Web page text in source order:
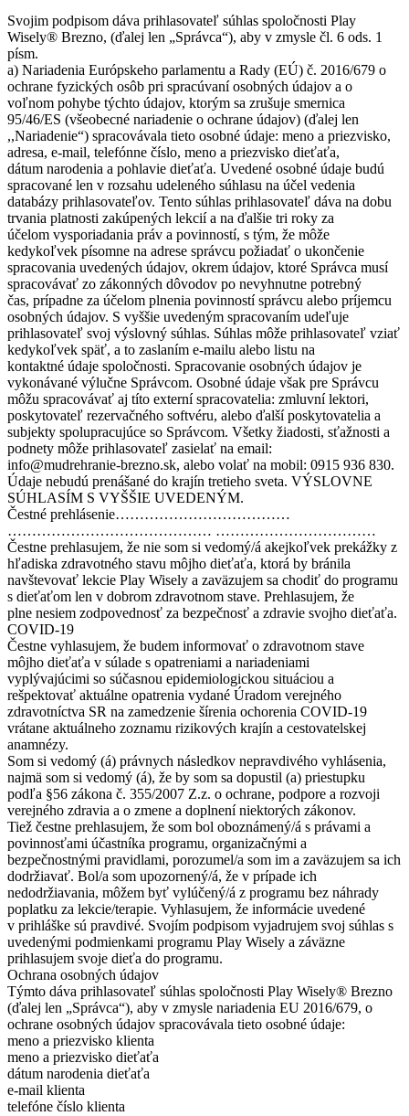
Svojim podpisom dáva prihlasovateľ súhlas spoločnosti Play
Wisely® Brezno, (ďalej len „Správca“), aby v zmysle čl. 6 ods. 1
písm.
a) Nariadenia Európskeho parlamentu a Rady (EÚ) č. 2016/679 o
ochrane fyzických osôb pri spracúvaní osobných údajov a o
voľnom pohybe týchto údajov, ktorým sa zrušuje smernica
95/46/ES (všeobecné nariadenie o ochrane údajov) (ďalej len
,,Nariadenie“) spracovávala tieto osobné údaje: meno a priezvisko,
adresa, e-mail, telefónne číslo, meno a priezvisko dieťaťa,
dátum narodenia a pohlavie dieťaťa. Uvedené osobné údaje budú
spracované len v rozsahu udeleného súhlasu na účel vedenia
databázy prihlasovateľov. Tento súhlas prihlasovateľ dáva na dobu
trvania platnosti zakúpených lekcií a na ďalšie tri roky za
účelom vysporiadania práv a povinností, s tým, že môže
kedykoľvek písomne na adrese správcu požiadať o ukončenie
spracovania uvedených údajov, okrem údajov, ktoré Správca musí
spracovávať zo zákonných dôvodov po nevyhnutne potrebný
čas, prípadne za účelom plnenia povinností správcu alebo príjemcu
osobných údajov. S vyššie uvedeným spracovaním udeľuje
prihlasovateľ svoj výslovný súhlas. Súhlas môže prihlasovateľ vziať
kedykoľvek späť, a to zaslaním e-mailu alebo listu na
kontaktné údaje spoločnosti. Spracovanie osobných údajov je
vykonávané výlučne Správcom. Osobné údaje však pre Správcu
môžu spracovávať aj títo externí spracovatelia: zmluvní lektori,
poskytovateľ rezervačného softvéru, alebo ďalší poskytovatelia a
subjekty spolupracujúce so Správcom. Všetky žiadosti, sťažnosti a
podnety môže prihlasovateľ zasielať na email:
info@mudrehranie-brezno.sk, alebo volať na mobil: 0915 936 830.
Údaje nebudú prenášané do krajín tretieho sveta. VÝSLOVNE
SÚHLASÍM S VYŠŠIE UVEDENÝM.
Čestné prehlásenie………………………………
…………………………………… ……………………………
Čestne prehlasujem, že nie som si vedomý/á akejkoľvek prekážky z
hľadiska zdravotného stavu môjho dieťaťa, ktorá by bránila
navštevovať lekcie Play Wisely a zaväzujem sa chodiť do programu
s dieťaťom len v dobrom zdravotnom stave. Prehlasujem, že
plne nesiem zodpovednosť za bezpečnosť a zdravie svojho dieťaťa.
COVID-19
Čestne vyhlasujem, že budem informovať o zdravotnom stave
môjho dieťaťa v súlade s opatreniami a nariadeniami
vyplývajúcimi so súčasnou epidemiologickou situáciou a
rešpektovať aktuálne opatrenia vydané Úradom verejného
zdravotníctva SR na zamedzenie šírenia ochorenia COVID-19
vrátane aktuálneho zoznamu rizikových krajín a cestovatelskej
anamnézy.
Som si vedomý (á) právnych následkov nepravdivého vyhlásenia,
najmä som si vedomý (á), že by som sa dopustil (a) priestupku
podľa §56 zákona č. 355/2007 Z.z. o ochrane, podpore a rozvoji
verejného zdravia a o zmene a doplnení niektorých zákonov.
Tiež čestne prehlasujem, že som bol oboznámený/á s právami a
povinnosťami účastníka programu, organizačnými a
bezpečnostnými pravidlami, porozumel/a som im a zaväzujem sa ich
dodržiavať. Bol/a som upozornený/á, že v prípade ich
nedodržiavania, môžem byť vylúčený/á z programu bez náhrady
poplatku za lekcie/terapie. Vyhlasujem, že informácie uvedené
v prihláške sú pravdivé. Svojím podpisom vyjadrujem svoj súhlas s
uvedenými podmienkami programu Play Wisely a záväzne
prihlasujem svoje dieťa do programu.
Ochrana osobných údajov
Týmto dáva prihlasovateľ súhlas spoločnosti Play Wisely® Brezno
(ďalej len „Správca“), aby v zmysle nariadenia EU 2016/679, o
ochrane osobných údajov spracovávala tieto osobné údaje:
meno a priezvisko klienta
meno a priezvisko dieťaťa
dátum narodenia dieťaťa
e-mail klienta
telefóne číslo klienta